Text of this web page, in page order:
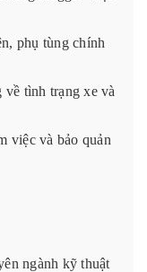
phụ tùng chính
tình trạng xe và
việc và bảo quản
ngành kỹ thuật